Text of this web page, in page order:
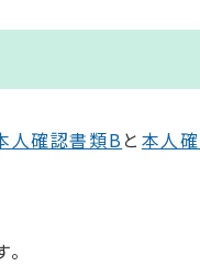
人確認書類Bと 本人